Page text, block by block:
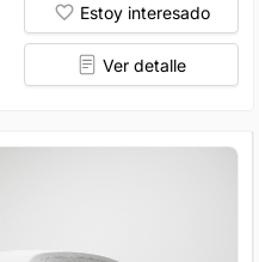
Estoy interesado
Ver detalle